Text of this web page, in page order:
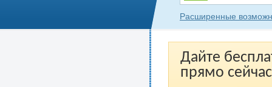
Расширенные
Дайте
прямо